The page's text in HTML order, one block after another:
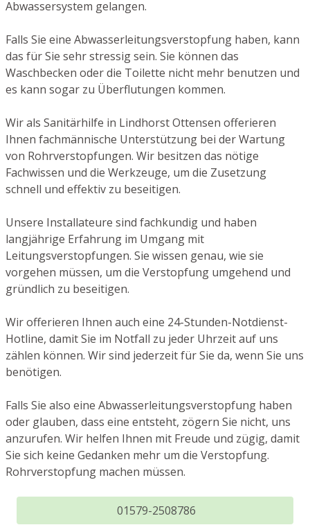
Abwassersystem gelangen.
Falls Sie eine Abwasserleitungsverstopfung haben, kann
das für Sie sehr stressig sein. Sie können das
Waschbecken oder die Toilette nicht mehr benutzen und
es kann sogar zu Überflutungen kommen.
Wir als Sanitärhilfe in Lindhorst Ottensen offerieren
Ihnen fachmännische Unterstützung bei der Wartung
von Rohrverstopfungen. Wir besitzen das nötige
Fachwissen und die Werkzeuge, um die Zusetzung
schnell und effektiv zu beseitigen.
Unsere Installateure sind fachkundig und haben
langjährige Erfahrung im Umgang mit
Leitungsverstopfungen. Sie wissen genau, wie sie
vorgehen müssen, um die Verstopfung umgehend und
gründlich zu beseitigen.
Wir offerieren Ihnen auch eine 24-Stunden-Notdienst-
Hotline, damit Sie im Notfall zu jeder Uhrzeit auf uns
zählen können. Wir sind jederzeit für Sie da, wenn Sie uns
benötigen.
Falls Sie also eine Abwasserleitungsverstopfung haben
oder glauben, dass eine entsteht, zögern Sie nicht, uns
anzurufen. Wir helfen Ihnen mit Freude und zügig, damit
Sie sich keine Gedanken mehr um die Verstopfung.
Rohrverstopfung machen müssen.
01579-2508786